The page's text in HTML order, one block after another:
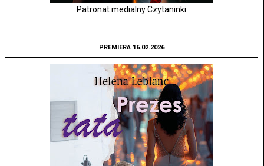
Patronat medialny Czytaninki
PREMIERA 16.02.2026